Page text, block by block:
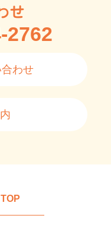
せ
2762
わせ